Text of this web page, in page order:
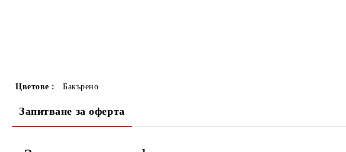
Цветове : Бакърено
Запитване за оферта